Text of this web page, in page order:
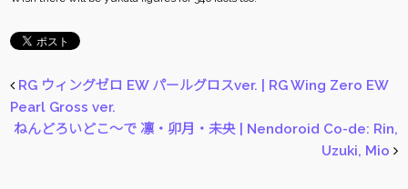
RG ウィングゼロ EW パールグロスver. | RG Wing Zero EW
Pearl Gross ver.
ねんどろいどこ～で 凛・卯月・未央 | Nendoroid Co-de: Rin,
Uzuki, Mio